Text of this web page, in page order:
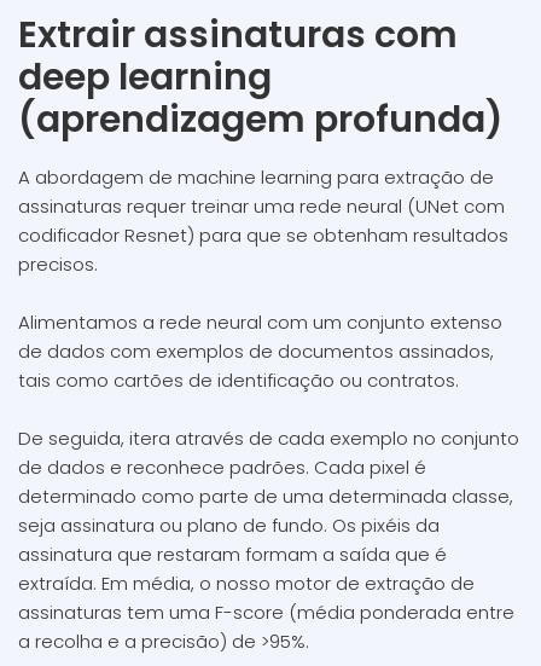
Extrair assinaturas com
deep learning
(aprendizagem profunda)
A abordagem de machine learning para extração de
assinaturas requer treinar uma rede neural (UNet com
codificador Resnet) para que se obtenham resultados
precisos.
Alimentamos a rede neural com um conjunto extenso
de dados com exemplos de documentos assinados,
tais como cartões de identificação ou contratos.
De seguida, itera através de cada exemplo no conjunto
de dados e reconhece padrões. Cada pixel é
determinado como parte de uma determinada classe,
seja assinatura ou plano de fundo. Os pixéis da
assinatura que restaram formam a saída que é
extraída. Em média, o nosso motor de extração de
assinaturas tem uma F-score (média ponderada entre
a recolha e a precisão) de >95%.